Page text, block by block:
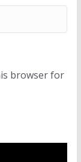
browser for